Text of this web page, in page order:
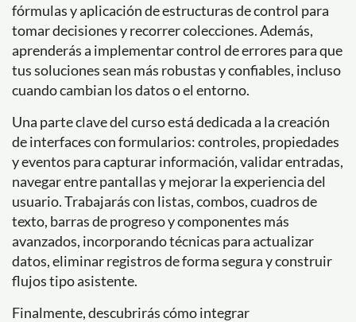
fórmulas y aplicación de estructuras de control para
tomar decisiones y recorrer colecciones. Además,
aprenderás a implementar control de errores para que
tus soluciones sean más robustas y confiables, incluso
cuando cambian los datos o el entorno.
Una parte clave del curso está dedicada a la creación
de interfaces con formularios: controles, propiedades
y eventos para capturar información, validar entradas,
navegar entre pantallas y mejorar la experiencia del
usuario. Trabajarás con listas, combos, cuadros de
texto, barras de progreso y componentes más
avanzados, incorporando técnicas para actualizar
datos, eliminar registros de forma segura y construir
flujos tipo asistente.
Finalmente, descubrirás cómo integrar